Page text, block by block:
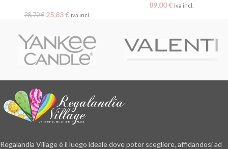
28,70€ 25,83€ iva incl.
89,00€ iva incl.
Regalandia Village è il luogo ideale dove poter scegliere, affidandosi ad